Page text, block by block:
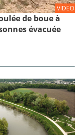
VIDEO
de boue à
évacuée